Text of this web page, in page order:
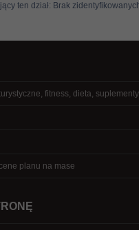
ten dział: Brak
fitness, dieta, suplementy
planu na mase